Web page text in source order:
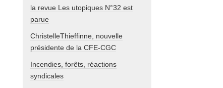
la revue Les utopiques N°32 est
parue
ChristelleThieffinne, nouvelle
présidente de la CFE-CGC
Incendies, forêts, réactions
syndicales